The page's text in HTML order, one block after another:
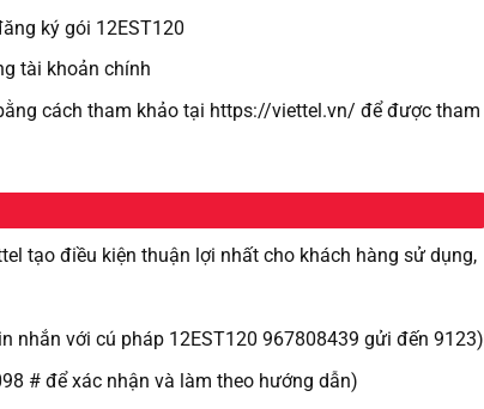
ký gói 12EST120
tài khoản chính
cách tham khảo tại https://viettel.vn/ để được tham
tạo điều kiện thuận lợi nhất cho khách hàng sử dụng,
nhắn với cú pháp 12EST120 967808439 gửi đến 9123)
# để xác nhận và làm theo hướng dẫn)